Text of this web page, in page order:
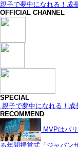
親子で夢中になれる！成
OFFICIAL CHANNEL
SPECIAL
親子で夢中になれる！成
RECOMMEND
MVPはパ
る年間授賞式「ジャパン